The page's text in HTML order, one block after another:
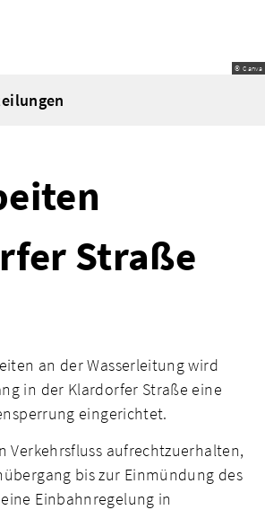
© Canva
Straße
an der Wasserleitung wird
in der Klardorfer Straße eine
eingerichtet.
Verkehrsfluss aufrechtzuerhalten,
bis zur Einmündung des
Einbahnregelung in